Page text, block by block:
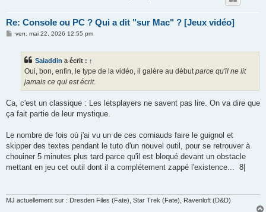
Re: Console ou PC ? Qui a dit "sur Mac" ? [Jeux vidéo]
Mven. mai 22, 2026 12:55 pm
Saladdin a écrit : ↑
Oui, bon, enfin, le type de la vidéo, il galère au débutparce qu'il ne lit
jamais ce qui est écrit.
Ca, c'est un classique : Les letsplayers ne savent pas lire. On va dire que
ça fait partie de leur mystique.
Le nombre de fois où j'ai vu un de ces corniauds faire le guignol et
skipper des textes pendant le tuto d'un nouvel outil, pour se retrouver à
chouiner 5 minutes plus tard parce qu'il est bloqué devant un obstacle
mettant en jeu cet outil dont il a complétement zappé l'existence... 8|
MJ actuellement sur : Dresden Files (Fate), Star Trek (Fate), Ravenloft (D&D)